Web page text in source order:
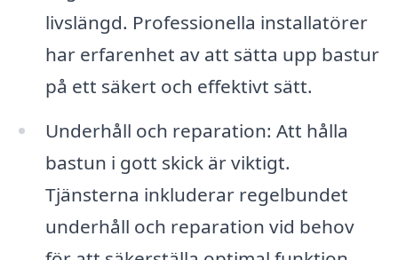
livslängd. Professionella installatörer
har erfarenhet av att sätta upp bastur
på ett säkert och effektivt sätt.
Underhåll och reparation: Att hålla
bastun i gott skick är viktigt.
Tjänsterna inkluderar regelbundet
underhåll och reparation vid behov